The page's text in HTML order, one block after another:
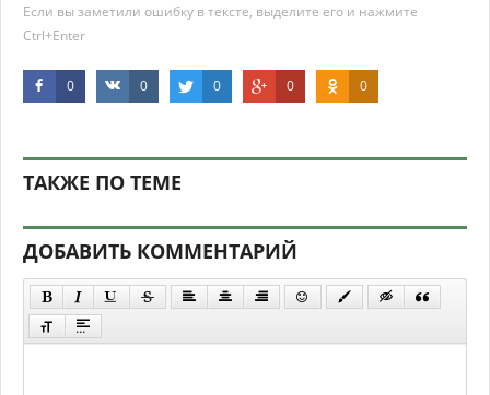
Если вы заметили ошибку в тексте, выделите его и нажмите
Ctrl+Enter
0 0 0 0 0
ТАКЖЕ ПО ТЕМЕ
ДОБАВИТЬ КОММЕНТАРИЙ